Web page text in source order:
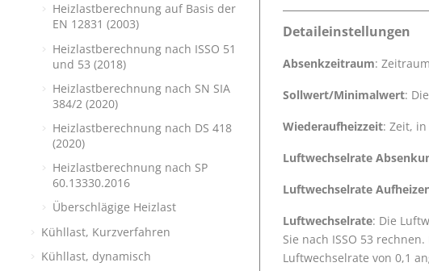
Heizlastberechnung auf Basis der
EN 12831 (2003)
Heizlastberechnung nach ISSO 51
und 53 (2018)
Heizlastberechnung nach SN SIA
384/2 (2020)
Heizlastberechnung nach DS 418
(2020)
Heizlastberechnung nach SP
60.13330.2016
Überschlägige Heizlast
Kühllast, Kurzverfahren
Kühllast, dynamisch
Detaileinstellungen
Absenkzeitraum:
Sollwert/Minimalwert:
Wiederaufheizzeit: Zeit,
Luftwechselrate
Luftwechselrate
Luftwechselrate: Die
Sie nach ISSO 53
Luftwechselrate von 0,1